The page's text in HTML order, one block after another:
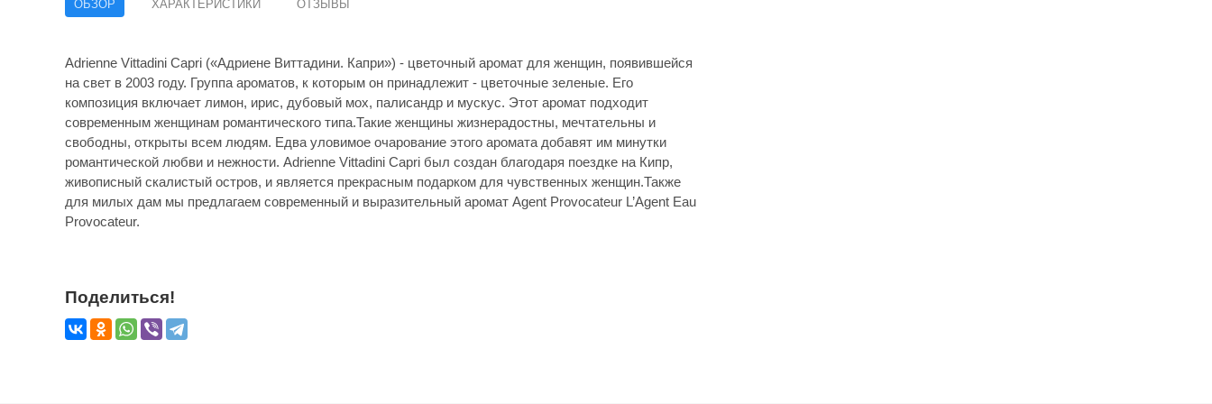
ОБЗОР ХАРАКТЕРИСТИКИ ОТЗЫВЫ
Adrienne Vittadini Capri («Адриене Виттадини. Капри») - цветочный аромат для женщин, появившейся
на свет в 2003 году. Группа ароматов, к которым он принадлежит - цветочные зеленые. Его
композиция включает лимон, ирис, дубовый мох, палисандр и мускус. Этот аромат подходит
современным женщинам романтического типа.Такие женщины жизнерадостны, мечтательны и
свободны, открыты всем людям. Едва уловимое очарование этого аромата добавят им минутки
романтической любви и нежности. Adrienne Vittadini Capri был создан благодаря поездке на Кипр,
живописный скалистый остров, и является прекрасным подарком для чувственных женщин.Также
для милых дам мы предлагаем современный и выразительный аромат Agent Provocateur L’Agent Eau
Provocateur.
Поделиться!